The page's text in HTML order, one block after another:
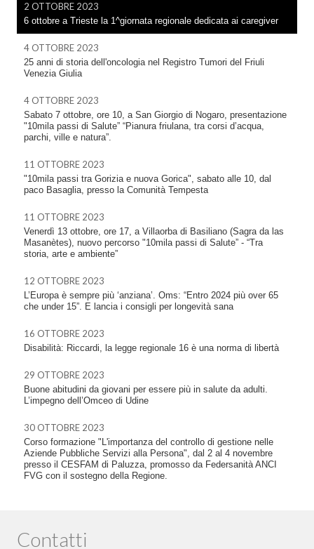
2 OTTOBRE 2023
6 ottobre a Trieste la 1^giornata regionale dedicata ai caregiver
4 OTTOBRE 2023
25 anni di storia dell'oncologia nel Registro Tumori del Friuli
Venezia Giulia
4 OTTOBRE 2023
Sabato 7 ottobre, ore 10, a San Giorgio di Nogaro, presentazione
"10mila passi di Salute” “Pianura friulana, tra corsi d’acqua,
parchi, ville e natura”.
11 OTTOBRE 2023
"10mila passi tra Gorizia e nuova Gorica", sabato alle 10, dal
paco Basaglia, presso la Comunità Tempesta
11 OTTOBRE 2023
Venerdì 13 ottobre, ore 17, a Villaorba di Basiliano (Sagra da las
Masanètes), nuovo percorso "10mila passi di Salute” - “Tra
storia, arte e ambiente”
12 OTTOBRE 2023
L’Europa è sempre più ‘anziana’. Oms: “Entro 2024 più over 65
che under 15”. E lancia i consigli per longevità sana
16 OTTOBRE 2023
Disabilità: Riccardi, la legge regionale 16 è una norma di libertà
29 OTTOBRE 2023
Buone abitudini da giovani per essere più in salute da adulti.
L’impegno dell’Omceo di Udine
30 OTTOBRE 2023
Corso formazione "L'importanza del controllo di gestione nelle
Aziende Pubbliche Servizi alla Persona", dal 2 al 4 novembre
presso il CESFAM di Paluzza, promosso da Federsanità ANCI
FVG con il sostegno della Regione.
Contatti